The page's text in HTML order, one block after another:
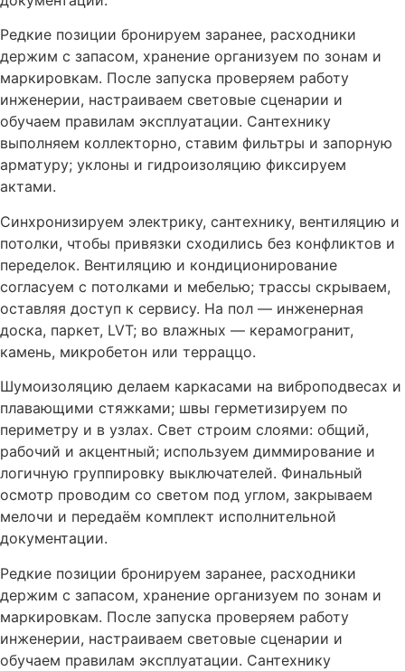
Редкие позиции бронируем заранее, расходники
держим с запасом, хранение организуем по зонам и
маркировкам. После запуска проверяем работу
инженерии, настраиваем световые сценарии и
обучаем правилам эксплуатации. Сантехнику
выполняем коллекторно, ставим фильтры и запорную
арматуру; уклоны и гидроизоляцию фиксируем
актами.
Синхронизируем электрику, сантехнику, вентиляцию и
потолки, чтобы привязки сходились без конфликтов и
переделок. Вентиляцию и кондиционирование
согласуем с потолками и мебелью; трассы скрываем,
оставляя доступ к сервису. На пол — инженерная
доска, паркет, LVT; во влажных — керамогранит,
камень, микробетон или терраццо.
Шумоизоляцию делаем каркасами на виброподвесах и
плавающими стяжками; швы герметизируем по
периметру и в узлах. Свет строим слоями: общий,
рабочий и акцентный; используем диммирование и
логичную группировку выключателей. Финальный
осмотр проводим со светом под углом, закрываем
мелочи и передаём комплект исполнительной
документации.
Редкие позиции бронируем заранее, расходники
держим с запасом, хранение организуем по зонам и
маркировкам. После запуска проверяем работу
инженерии, настраиваем световые сценарии и
обучаем правилам эксплуатации. Сантехнику